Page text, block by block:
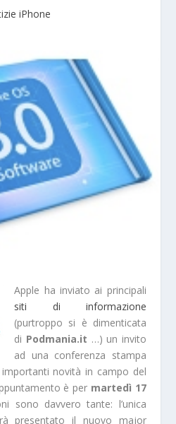
iPhone
Apple ha inviato ai principali
siti di informazione
(purtroppo si è dimenticata
di Podmania.it …) un invito
ad una conferenza stampa
novità in campo del
è per martedì 17
sono davvero tante: l’unica
presentato il nuovo major